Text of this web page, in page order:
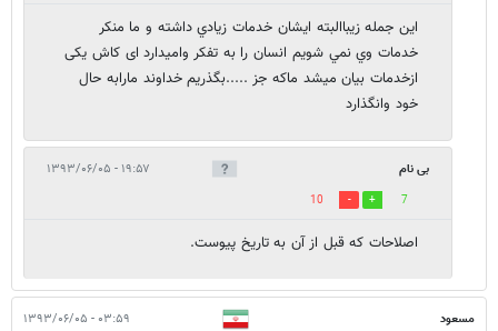
این جمله زیباالبته ايشان خدمات زيادي داشته و ما منکر
خدمات وي نمي شويم انسان را به تفکر وامیدارد ای کاش یکی
ازخدمات بیان میشد ماکه جز .....بگذریم خداوند مارابه حال
خود وانگذارد
بی نام ۱۹:۵۷ - ۱۳۹۳/۰۶/۰۵
7
10
اصلاحات که قبل از آن به تاریخ پیوست.
مسعود ۰۳:۵۹ - ۱۳۹۳/۰۶/۰۵